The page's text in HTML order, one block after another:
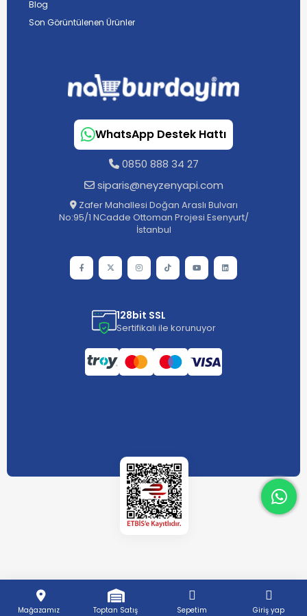
Mağazamız Toptan Satış Sepetim Giriş yap
Blog
Son Görüntülenen Ürünler
WhatsApp Destek Hattı
0850 888 34 27
siparis@neyzenyapi.com
Zafer Mahallesi Doğan Araslı Bulvarı
No:95/1 NCadde Ottoman Projesi Esenyurt/
İstanbul
128bit SSL
Sertifikalı ile korunuyor